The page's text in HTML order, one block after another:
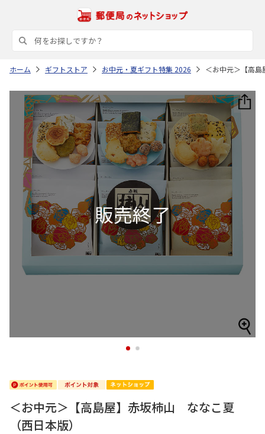
ホーム ギフトストア お中元・夏ギフト特集 2026 ＜お中元＞【高
1 2
＜お中元＞【高島屋】赤坂柿山 ななこ夏
（西日本版）